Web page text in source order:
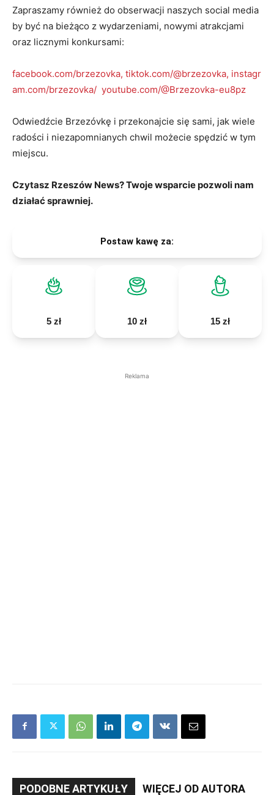
Zapraszamy również do obserwacji naszych social media
by być na bieżąco z wydarzeniami, nowymi atrakcjami
oraz licznymi konkursami:
facebook.com/brzezovka, tiktok.com/@brzezovka, instagr
am.com/brzezovka/ youtube.com/@Brzezovka-eu8pz
Odwiedźcie Brzezóvkę i przekonajcie się sami, jak wiele
radości i niezapomnianych chwil możecie spędzić w tym
miejscu.
Czytasz Rzeszów News? Twoje wsparcie pozwoli nam
działać sprawniej.
Postaw kawę za:
5 zł 10 zł 15 zł
Reklama
PODOBNE ARTYKUŁY WIĘCEJ OD AUTORA